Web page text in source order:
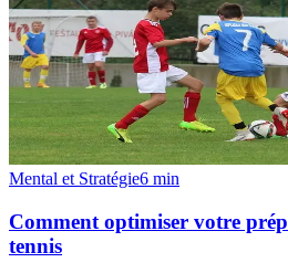
Mental et Stratégie6 min
Comment optimiser votre
tennis